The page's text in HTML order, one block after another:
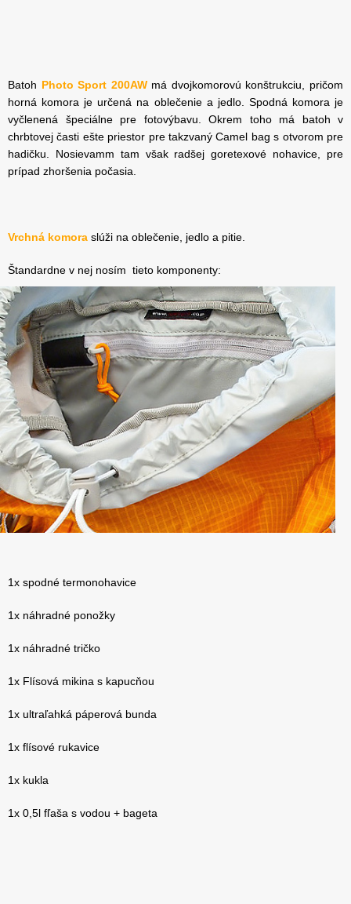
Batoh Photo Sport 200AWmá dvojkomorovú konštrukciu, pričom
horná komora je určená na oblečenie a jedlo. Spodná komora je
vyčlenená špeciálne pre fotovýbavu. Okrem toho má batoh v
chrbtovej časti ešte priestor pre takzvaný Camel bag s otvorom pre
hadičku. Nosievamm tam však radšej goretexové nohavice, pre
prípad zhoršenia počasia.
Vrchná komora slúži na oblečenie, jedlo a pitie.
Štandardne v nej nosím tieto komponenty:
1x spodné termonohavice
1x náhradné ponožky
1x náhradné tričko
1x Flísová mikina s kapucňou
1x ultraľahká páperová bunda
1x flísové rukavice
1x kukla
1x 0,5l fľaša s vodou + bageta